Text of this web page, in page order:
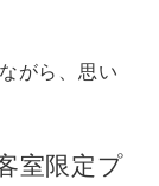
がら、思い
室限定プ